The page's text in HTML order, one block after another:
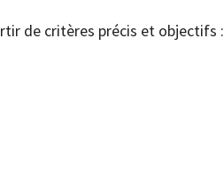
de critères précis et objectifs :